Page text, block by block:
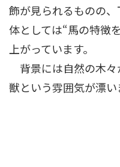
飾が見られるものの
体としては“馬の特徴
上がっています。
背景には自然の木々
獣という雰囲気が漂い